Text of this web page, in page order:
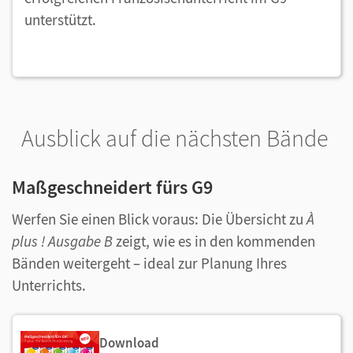
unterstützt.
Ausblick auf die nächsten Bände
Maßgeschneidert fürs G9
Werfen Sie einen Blick voraus: Die Übersicht zuÀ
plus ! Ausgabe Bzeigt, wie es in den kommenden
Bänden weitergeht – ideal zur Planung Ihres
Unterrichts.
Download